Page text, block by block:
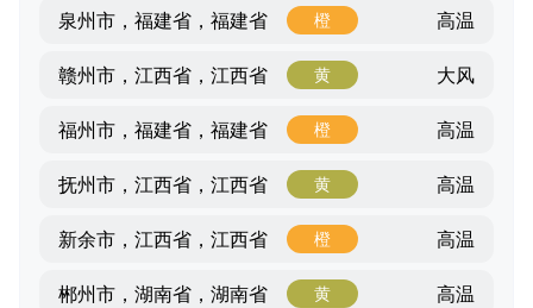
泉州市，福建省，福建省 橙 高温
赣州市，江西省，江西省 黄 大风
福州市，福建省，福建省 橙 高温
抚州市，江西省，江西省 黄 高温
新余市，江西省，江西省 橙 高温
郴州市，湖南省，湖南省 黄 高温